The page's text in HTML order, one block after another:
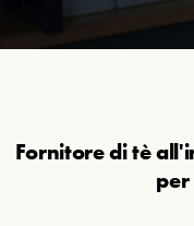
Fornitore di tè